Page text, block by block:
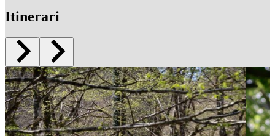
Itinerari